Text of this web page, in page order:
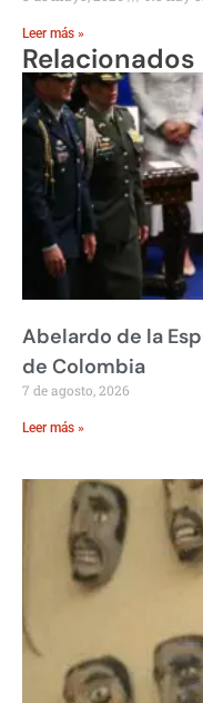
Leer más »
Relacionados
Abelardo de la
de Colombia
7 de agosto, 2026
Leer más »